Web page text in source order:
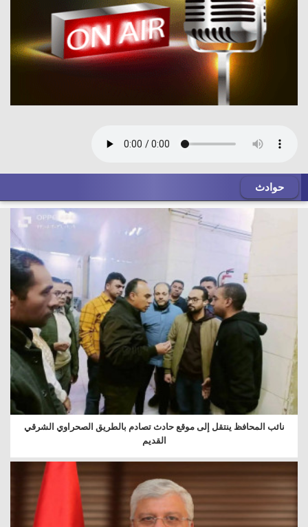
حوادث
نائب المحافظ ينتقل إلى موقع حادث تصادم بالطريق الصحراوي الشرقي
القديم